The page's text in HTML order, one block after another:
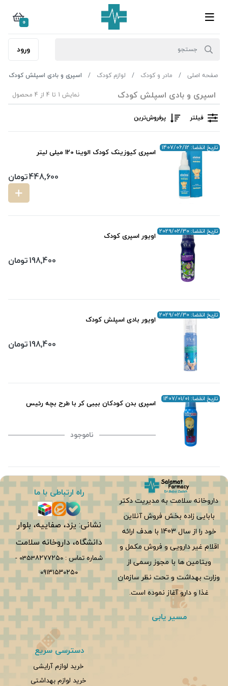
0
ورود
صفحه اصلی مادر و کودک لوازم کودک اسپری و بادی اسپلش کودک
اسپری و بادی اسپلش کودک نمایش 1 تا 4 از 4 محصول
فیلتر پرفروش‌ترین‌
تاریخ انقضا: 1407/06/12 اسپری کیوزینک کودک الوینا 120 میلی لیتر
448,600تومان
تاریخ انقضا: 2029/02/30 اویور اسپری کودک
198,400تومان
تاریخ انقضا: 2029/02/30 اویور بادی اسپلش کودک
198,400تومان
تاریخ انقضا: 1407/01/01 اسپری بدن کودکان بیبی کر با طرح بچه رئیس
ناموجود
داروخانه سلامت به مدیریت دکتر
بابایی زاده بخش فروش آنلاین
خود را از سال 1403 با هدف ارائه
اقلام غیر دارویی و فروش مکمل و
ویتامین ها با مجوز رسمی از
وزارت بهداشت و تحت نظر سازمان
غذا و دارو آغاز نموده است.
راه ارتباطی با ما
نشانی: یزد، صفاییه، بلوار
دانشگاه، داروخانه سلامت
شماره تماس :0353۸۲۷۷۲۵۰ -
۰۹۱۳۱۵۳۰۲۵۰
مسیر یابی
دسترسی سریع
خرید لوازم آرایشی
خرید لوازم بهداشتی